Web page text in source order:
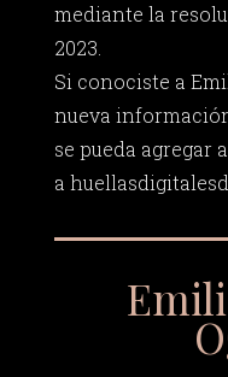
mediante la
2023.
Si conociste a
nueva
se pueda agregar
a